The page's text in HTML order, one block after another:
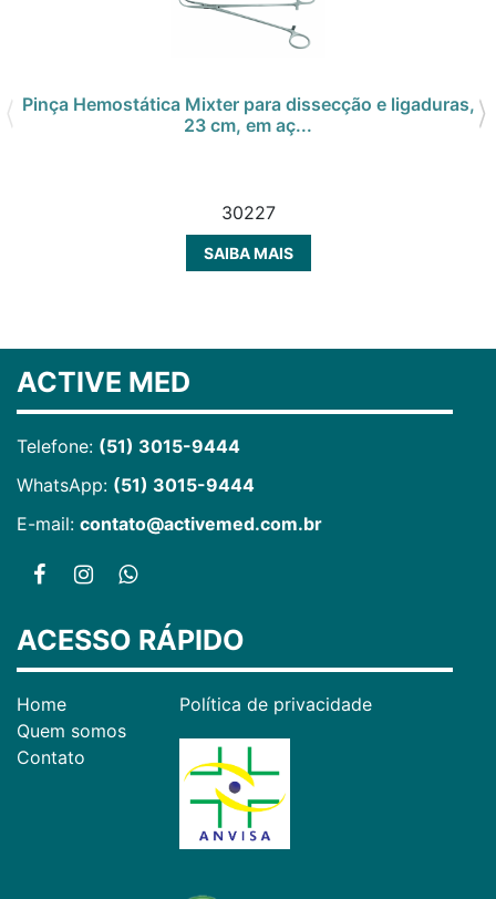
Pinça Hemostática Mixter para dissecção e ligaduras,
23 cm, em aç...
30227
SAIBA MAIS
ACTIVE MED
Telefone: (51) 3015-9444
WhatsApp: (51) 3015-9444
E-mail: contato@activemed.com.br
ACESSO RÁPIDO
Home
Quem somos
Contato
Política de privacidade